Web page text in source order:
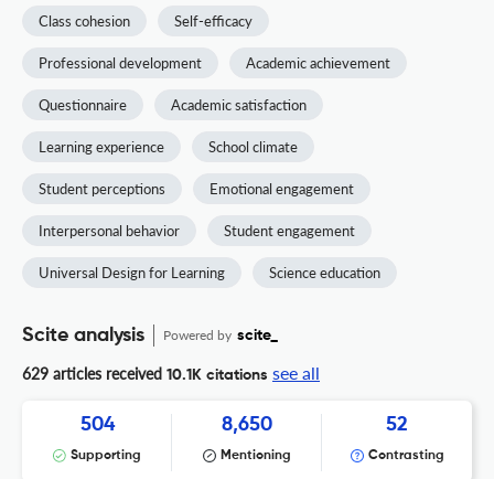
Class cohesion Self-efficacy
Professional development Academic achievement
Questionnaire Academic satisfaction
Learning experience School climate
Student perceptions Emotional engagement
Interpersonal behavior Student engagement
Universal Design for Learning Science education
Scite analysis Powered by scite_
629 articles received 10.1K citations see all
504
Supporting
8,650
Mentioning
52
Contrasting